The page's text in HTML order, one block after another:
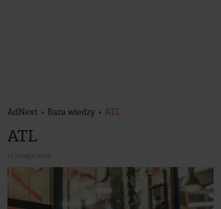
AdNext Baza wiedzy ATL
ATL